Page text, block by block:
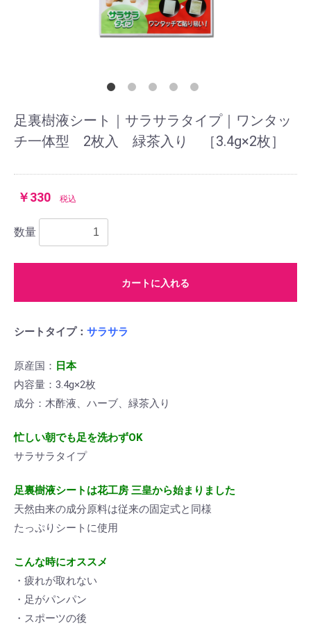
足裏樹液シート｜サラサラタイプ｜ワンタッ
チ一体型 2枚入 緑茶入り ［3.4g×2枚］
￥330 税込
数量
カートに入れる
シートタイプ： サラサラ
原産国： 日本
内容量：3.4g×2枚
成分：木酢液、ハーブ、緑茶入り
忙しい朝でも足を洗わずOK
サラサラタイプ
足裏樹液シートは花工房 三皇から始まりました
天然由来の成分原料は従来の固定式と同様
たっぷりシートに使用
こんな時にオススメ
・疲れが取れない
・足がパンパン
・スポーツの後